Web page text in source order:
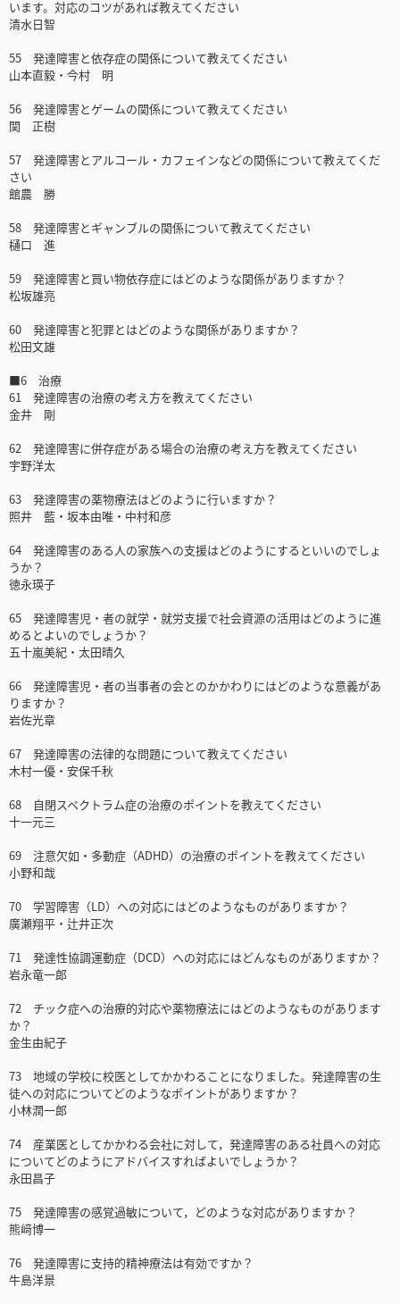
います。対応のコツがあれば教えてください
清水日智
55 発達障害と依存症の関係について教えてください
山本直毅・今村 明
56 発達障害とゲームの関係について教えてください
関 正樹
57 発達障害とアルコール・カフェインなどの関係について教えてくだ
さい
館農 勝
58 発達障害とギャンブルの関係について教えてください
樋口 進
59 発達障害と買い物依存症にはどのような関係がありますか？
松坂雄亮
60 発達障害と犯罪とはどのような関係がありますか？
松田文雄
■6 治療
61 発達障害の治療の考え方を教えてください
金井 剛
62 発達障害に併存症がある場合の治療の考え方を教えてください
宇野洋太
63 発達障害の薬物療法はどのように行いますか？
照井 藍・坂本由唯・中村和彦
64 発達障害のある人の家族への支援はどのようにするといいのでしょ
うか？
徳永瑛子
65 発達障害児・者の就学・就労支援で社会資源の活用はどのように進
めるとよいのでしょうか？
五十嵐美紀・太田晴久
66 発達障害児・者の当事者の会とのかかわりにはどのような意義があ
りますか？
岩佐光章
67 発達障害の法律的な問題について教えてください
木村一優・安保千秋
68 自閉スペクトラム症の治療のポイントを教えてください
十一元三
69 注意欠如・多動症（ADHD）の治療のポイントを教えてください
小野和哉
70 学習障害（LD）への対応にはどのようなものがありますか？
廣瀬翔平・辻井正次
71 発達性協調運動症（DCD）への対応にはどんなものがありますか？
岩永竜一郎
72 チック症への治療的対応や薬物療法にはどのようなものがあります
か？
金生由紀子
73 地域の学校に校医としてかかわることになりました。発達障害の生
徒への対応についてどのようなポイントがありますか？
小林潤一郎
74 産業医としてかかわる会社に対して，発達障害のある社員への対応
についてどのようにアドバイスすればよいでしょうか？
永田昌子
75 発達障害の感覚過敏について，どのような対応がありますか？
熊﨑博一
76 発達障害に支持的精神療法は有効ですか？
牛島洋景